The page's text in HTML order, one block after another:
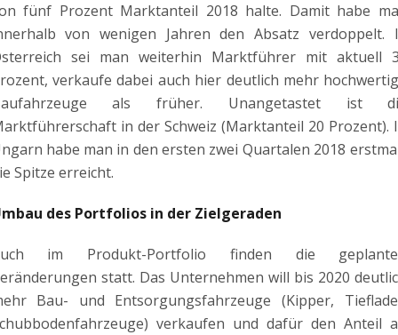
fünf Prozent Marktanteil 2018 halte. Damit habe
von wenigen Jahren den Absatz verdoppelt.
sei man weiterhin Marktführer mit aktuell
verkaufe dabei auch hier deutlich mehr
als früher. Unangetastet ist
in der Schweiz (Marktanteil 20 Prozent).
habe man in den ersten zwei Quartalen 2018
Spitze erreicht.
des Portfolios in der Zielgeraden
im Produkt-Portfolio finden die
statt. Das Unternehmen will bis 2020
Bau- und Entsorgungsfahrzeuge (Kipper,
verkaufen und dafür den Anteil